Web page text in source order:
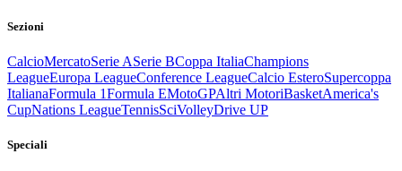
Sezioni
CalcioMercatoSerie ASerie BCoppa ItaliaChampions
LeagueEuropa LeagueConference LeagueCalcio EsteroSupercoppa
ItalianaFormula 1Formula EMotoGPAltri MotoriBasketAmerica's
CupNations LeagueTennisSciVolleyDrive UP
Speciali